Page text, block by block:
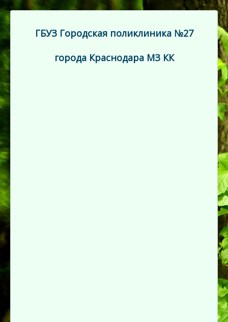
ГБУЗ Городская поликлиника №27
города Краснодара МЗ КК